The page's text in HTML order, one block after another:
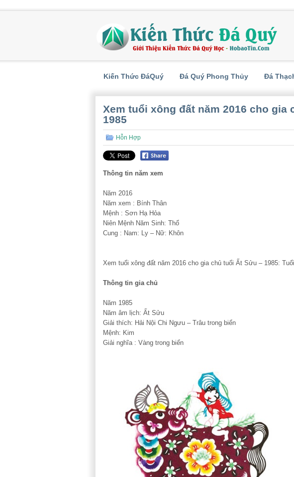
Kiến Thức ĐáQuý Đá Quý Phong Thủy Đá
Xem tuổi xông đất năm 2016 cho gia
1985
Hỗn Hợp
Thông tin năm xem
Năm 2016
Năm xem : Bính Thân
Mệnh : Sơn Hạ Hỏa
Niên Mệnh Năm Sinh: Thổ
Cung : Nam: Ly – Nữ: Khôn
Xem tuổi xông đất năm 2016 cho gia chủ tuổi Ất Sửu – 1985:
Thông tin gia chủ
Năm 1985
Năm âm lịch: Ất Sửu
Giải thích: Hải Nội Chi Ngưu – Trâu trong biển
Mệnh: Kim
Giải nghĩa : Vàng trong biển